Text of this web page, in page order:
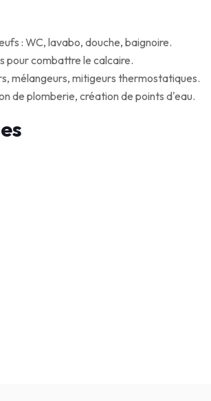
: WC, lavabo, douche, baignoire.
pour combattre le calcaire.
mélangeurs, mitigeurs thermostatiques.
de plomberie, création de points d'eau.